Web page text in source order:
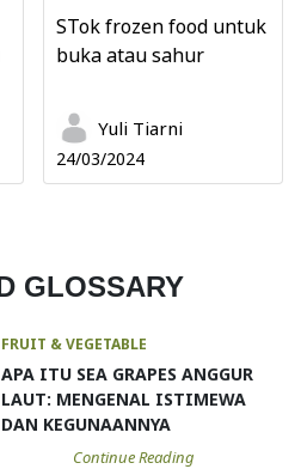
STok frozen food untuk
buka atau sahur
Yuli Tiarni
24/03/2024
GLOSSARY
FRUIT & VEGETABLE
APA ITU SEA GRAPES ANGGUR
LAUT: MENGENAL ISTIMEWA
DAN KEGUNAANNYA
Continue Reading